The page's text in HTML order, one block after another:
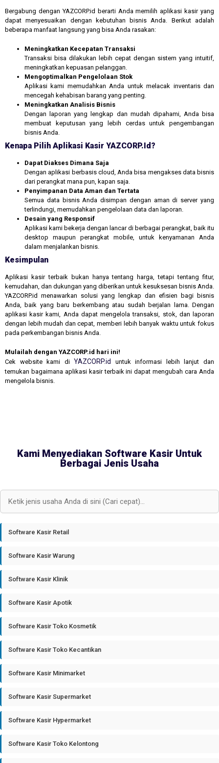
Bergabung dengan YAZCORP.id berarti Anda memilih aplikasi kasir yang
dapat menyesuaikan dengan kebutuhan bisnis Anda. Berikut adalah
beberapa manfaat langsung yang bisa Anda rasakan:
Meningkatkan Kecepatan Transaksi
Transaksi bisa dilakukan lebih cepat dengan sistem yang intuitif,
meningkatkan kepuasan pelanggan.
Mengoptimalkan Pengelolaan Stok
Aplikasi kami memudahkan Anda untuk melacak inventaris dan
mencegah kehabisan barang yang penting.
Meningkatkan Analisis Bisnis
Dengan laporan yang lengkap dan mudah dipahami, Anda bisa
membuat keputusan yang lebih cerdas untuk pengembangan
bisnis Anda.
Kenapa Pilih Aplikasi Kasir YAZCORP.id?
Dapat Diakses Dimana Saja
Dengan aplikasi berbasis cloud, Anda bisa mengakses data bisnis
dari perangkat mana pun, kapan saja.
Penyimpanan Data Aman dan Tertata
Semua data bisnis Anda disimpan dengan aman di server yang
terlindungi, memudahkan pengelolaan data dan laporan.
Desain yang Responsif
Aplikasi kami bekerja dengan lancar di berbagai perangkat, baik itu
desktop maupun perangkat mobile, untuk kenyamanan Anda
dalam menjalankan bisnis.
Kesimpulan
Aplikasi kasir terbaik bukan hanya tentang harga, tetapi tentang fitur,
kemudahan, dan dukungan yang diberikan untuk kesuksesan bisnis Anda.
YAZCORP.id menawarkan solusi yang lengkap dan efisien bagi bisnis
Anda, baik yang baru berkembang atau sudah berjalan lama. Dengan
aplikasi kasir kami, Anda dapat mengelola transaksi, stok, dan laporan
dengan lebih mudah dan cepat, memberi lebih banyak waktu untuk fokus
pada perkembangan bisnis Anda.
Mulailah dengan YAZCORP.id hari ini!
Cek website kami di YAZCORP.id
untuk informasi lebih lanjut dan
temukan bagaimana aplikasi kasir terbaik ini dapat mengubah cara Anda
mengelola bisnis.
Kami Menyediakan Software Kasir Untuk
Berbagai Jenis Usaha
Software Kasir Retail
Software Kasir Warung
Software Kasir Klinik
Software Kasir Apotik
Software Kasir Toko Kosmetik
Software Kasir Toko Kecantikan
Software Kasir Minimarket
Software Kasir Supermarket
Software Kasir Hypermarket
Software Kasir Toko Kelontong